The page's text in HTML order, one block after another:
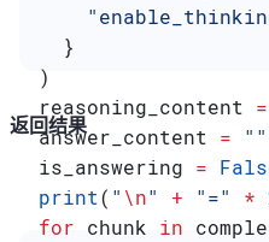
  }
)
reasoning_content =
answer_content = ""
is_answering =
print( " \n" + "=" *
for chunk in
返回结果